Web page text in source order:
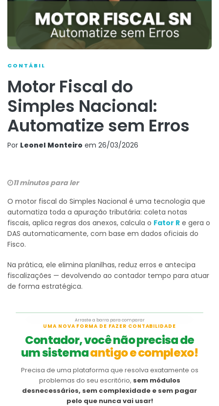
CONTÁBIL
Motor Fiscal do
Simples Nacional:
Automatize sem Erros
Por Leonel Monteiro em 26/03/2026
11 minutos para ler
O motor fiscal do Simples Nacional é uma tecnologia que
automatiza toda a apuração tributária: coleta notas
fiscais, aplica regras dos anexos, calcula o Fator R e gera o
DAS automaticamente, com base em dados oficiais do
Fisco.
Na prática, ele elimina planilhas, reduz erros e antecipa
fiscalizações — devolvendo ao contador tempo para atuar
de forma estratégica.
Depois
Arraste a barra para comparar
UMA NOVA FORMA DE FAZER CONTABILIDADE
Contador, você não precisa de
um sistemaantigo e complexo!
Precisa de uma plataforma que resolva exatamente os
problemas do seu escritório, sem módulos
desnecessários, sem complexidade e sem pagar
pelo que nunca vai usar!